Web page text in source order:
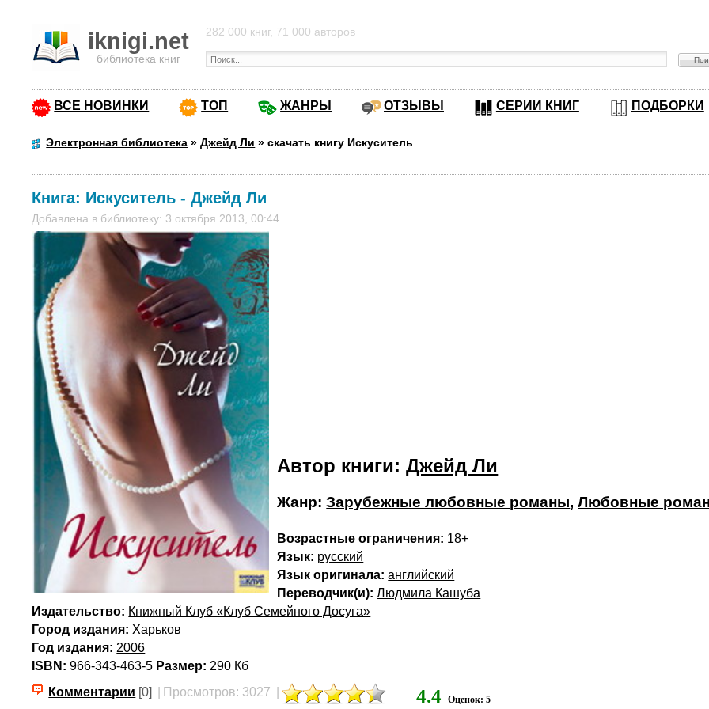
iknigi.net
библиотека книг
282 000 книг, 71 000 авторов
ВСЕ НОВИНКИ ТОП ЖАНРЫ ОТЗЫВЫ СЕРИИ КНИГ ПОДБОРКИ
Электронная библиотека »Джейд Ли »скачать книгу Искуситель
Книга: Искуситель -Джейд Ли
Добавлена в библиотеку: 3 октября 2013, 00:44
Автор книги:Джейд Ли
Жанр:Зарубежные любовные романы,Любовные
Возрастные ограничения: 18+
Язык: русский
Язык оригинала: английский
Переводчик(и): Людмила Кашуба
Издательство: Книжный Клуб «Клуб Семейного Досуга»
Город издания: Харьков
Год издания: 2006
ISBN: 966-343-463-5 Размер: 290 Кб
Комментарии [0] Просмотров: 3027 4.4 Оценок: 5